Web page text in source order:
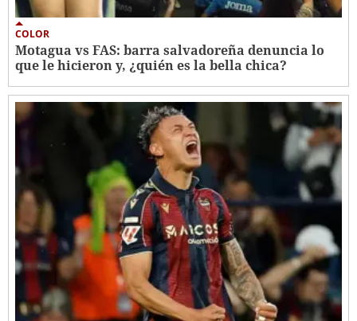
COLOR
Motagua vs FAS: barra salvadoreña denuncia lo
que le hicieron y, ¿quién es la bella chica?